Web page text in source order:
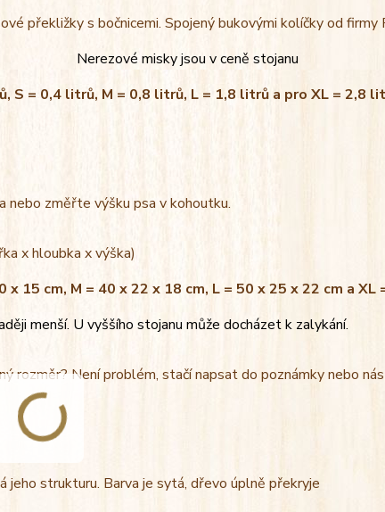
překližky s bočnicemi. Spojený bukovými kolíčky od
Nerezové misky jsou v ceně stojanu
S = 0,4 litrů, M = 0,8 litrů, L = 1,8 litrů a pro XL = 2,8
změřte výšku psa v kohoutku.
x hloubka x výška)
x 15 cm, M = 40 x 22 x 18 cm, L = 50 x 25 x 22 cm a XL
menší. U vyššího stojanu může docházet k zalykání.
rozměr? Není problém, stačí napsat do poznámky nebo
jeho strukturu. Barva je sytá, dřevo úplně překryje